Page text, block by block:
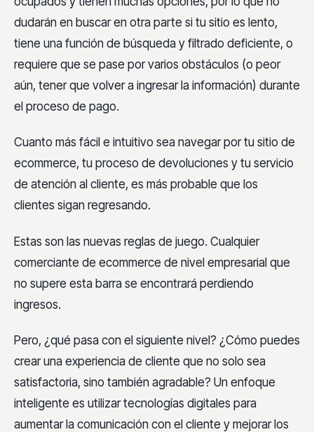
dudarán en buscar en otra parte si tu sitio es lento,
tiene una función de búsqueda y filtrado deficiente, o
requiere que se pase por varios obstáculos (o peor
aún, tener que volver a ingresar la información) durante
el proceso de pago.
Cuanto más fácil e intuitivo sea navegar por tu sitio de
ecommerce, tu proceso de devoluciones y tu servicio
de atención al cliente, es más probable que los
clientes sigan regresando.
Estas son las nuevas reglas de juego. Cualquier
comerciante de ecommerce de nivel empresarial que
no supere esta barra se encontrará perdiendo
ingresos.
Pero, ¿qué pasa con el siguiente nivel? ¿Cómo puedes
crear una experiencia de cliente que no solo sea
satisfactoria, sino también agradable? Un enfoque
inteligente es utilizar tecnologías digitales para
aumentar la comunicación con el cliente y mejorar los